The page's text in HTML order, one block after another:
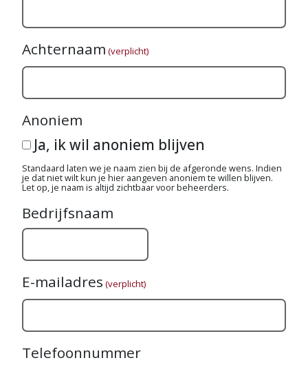
Achternaam (verplicht)
Anoniem
Ja, ik wil anoniem blijven
Standaard laten we je naam zien bij de afgeronde wens. Indien
je dat niet wilt kun je hier aangeven anoniem te willen blijven.
Let op, je naam is altijd zichtbaar voor beheerders.
Bedrijfsnaam
E-mailadres (verplicht)
Telefoonnummer